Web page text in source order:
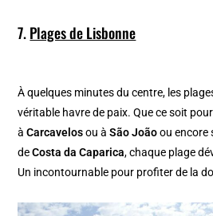
7.Plages de Lisbonne
À quelques minutes du centre, les
véritable havre de paix. Que ce soit
àCarcavelosou àSão Joãoou encore
deCosta da Caparica, chaque plage
Un incontournable pour profiter de la